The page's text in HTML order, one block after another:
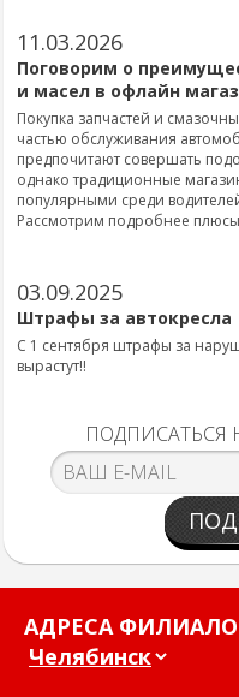
11.03.2026
Поговорим о
и масел в офлайн
Покупка запчастей и
частью обслуживания
предпочитают совершать
однако традиционные
популярными среди
Рассмотрим подробнее
03.09.2025
Штрафы за автокресла
С 1 сентября штрафы за
вырастут!!
ПОДПИСАТЬСЯ
АДРЕСА